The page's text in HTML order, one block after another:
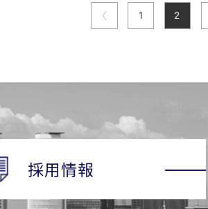
1 2
採用情報